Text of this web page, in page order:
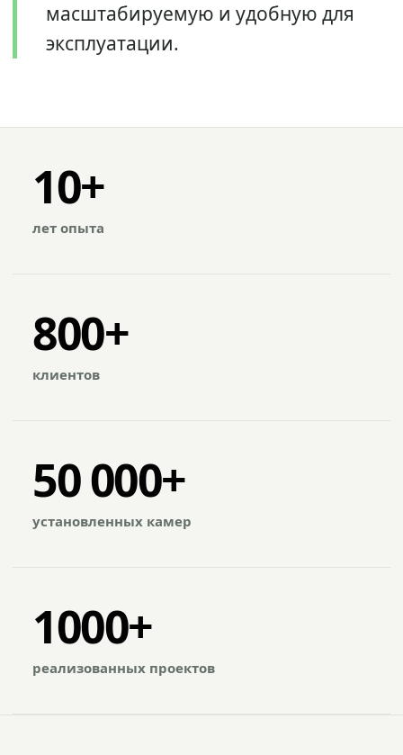
масштабируемую и удобную для
эксплуатации.
10+
лет опыта
800+
клиентов
50 000+
установленных камер
1000+
реализованных проектов